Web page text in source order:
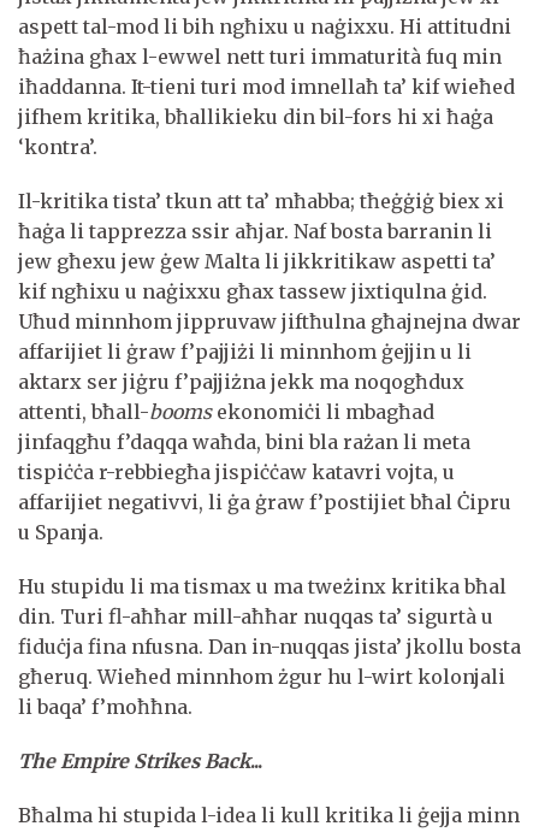
aspett tal-mod li bih ngħixu u naġixxu. Hi attitudni
ħażina għax l-ewwel nett turi immaturità fuq min
iħaddanna. It-tieni turi mod imnellaħ ta’ kif wieħed
jifhem kritika, bħallikieku din bil-fors hi xi ħaġa
‘kontra’.
Il-kritika tista’ tkun att ta’ mħabba; tħeġġiġ biex xi
ħaġa li tapprezza ssir aħjar. Naf bosta barranin li
jew għexu jew ġew Malta li jikkritikaw aspetti ta’
kif ngħixu u naġixxu għax tassew jixtiqulna ġid.
Uħud minnhom jippruvaw jiftħulna għajnejna dwar
affarijiet li ġraw f’pajjiżi li minnhom ġejjin u li
aktarx ser jiġru f’pajjiżna jekk ma noqogħdux
attenti, bħall-boomsekonomiċi li mbagħad
jinfaqgħu f’daqqa waħda, bini bla rażan li meta
tispiċċa r-rebbiegħa jispiċċaw katavri vojta, u
affarijiet negativvi, li ġa ġraw f’postijiet bħal Ċipru
u Spanja.
Hu stupidu li ma tismax u ma tweżinx kritika bħal
din. Turi fl-aħħar mill-aħħar nuqqas ta’ sigurtà u
fiduċja fina nfusna. Dan in-nuqqas jista’ jkollu bosta
għeruq. Wieħed minnhom żgur hu l-wirt kolonjali
li baqa’ f’moħħna.
The Empire Strikes Back...
Bħalma hi stupida l-idea li kull kritika li ġejja minn